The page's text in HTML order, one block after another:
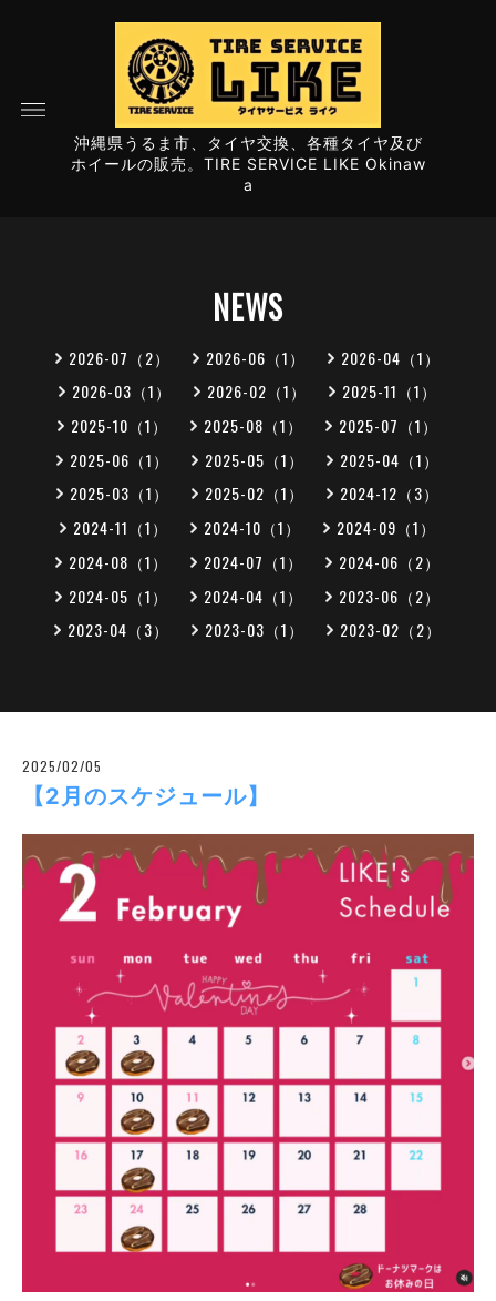
沖縄県うるま市、タイヤ交換、各種タイヤ及び
ホイールの販売。TIRE SERVICE LIKE Okinaw
a
NEWS
2026-07（2） 2026-06（1）
2026-04（1）
2026-03（1）
2026-02（1）
2025-11（1）
2025-10（1）
2025-08（1）
2025-07（1）
2025-06（1）
2025-05（1）
2025-04（1）
2025-03（1）
2025-02（1）
2024-12（3）
2024-11（1）
2024-10（1）
2024-09（1）
2024-08（1）
2024-07（1）
2024-06（2）
2024-05（1）
2024-04（1）
2023-06（2）
2023-04（3）
2023-03（1） 2023-02（2）
2025/02/05
【2月のスケジュール】